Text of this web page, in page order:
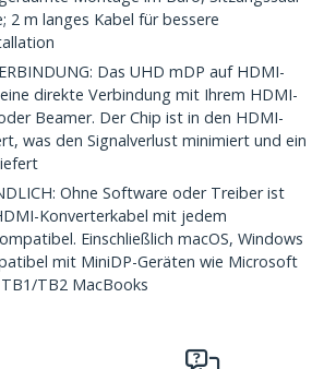
2 m langes Kabel für bessere
Das UHD mDP auf HDMI-
direkte Verbindung mit Ihrem HDMI-
Beamer. Der Chip ist in den HDMI-
was den Signalverlust minimiert und ein
Ohne Software oder Treiber ist
Konverterkabel mit jedem
Einschließlich macOS, Windows
mit MiniDP-Geräten wie Microsoft
TB2 MacBooks